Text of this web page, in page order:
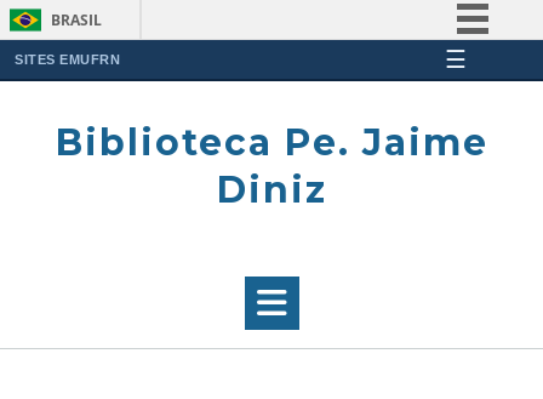
BRASIL
Participe
SITES EMUFRN ☰
Biblioteca Pe. Jaime
Diniz